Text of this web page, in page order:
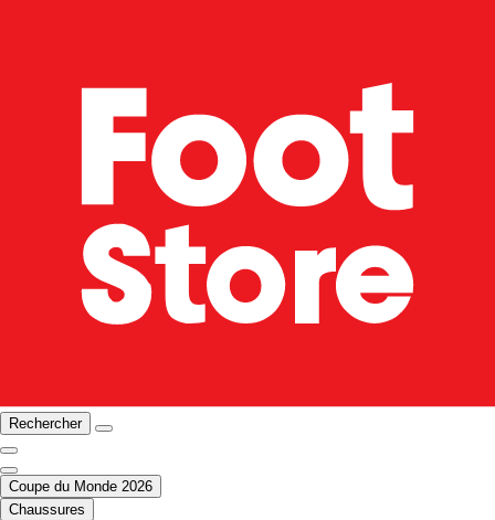
Rechercher
Coupe du Monde 2026
Chaussures